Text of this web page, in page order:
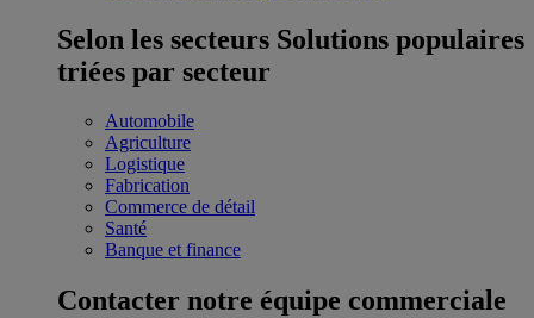
Selon les secteurs Solutions populaires
triées par secteur
Automobile
Agriculture
Logistique
Fabrication
Commerce de détail
Santé
Banque et finance
Contacter notre équipe commerciale